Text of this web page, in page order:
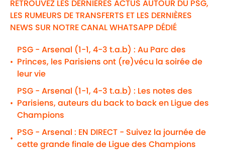
RETROUVEZ LES DERNIÈRES ACTUS AUTOUR DU PSG,
LES RUMEURS DE TRANSFERTS ET LES DERNIÈRES
NEWS SUR NOTRE CANAL WHATSAPP DÉDIÉ
•
PSG - Arsenal (1-1, 4-3 t.a.b) : Au Parc des
Princes, les Parisiens ont (re)vécu la soirée de
leur vie
•
PSG - Arsenal (1-1, 4-3 t.a.b) : Les notes des
Parisiens, auteurs du back to back en Ligue des
Champions
•
PSG - Arsenal : EN DIRECT - Suivez la journée de
cette grande finale de Ligue des Champions